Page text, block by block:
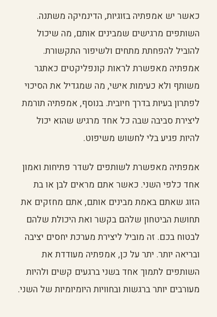
כאשר יש אמפתיה בזוגיות, הדינמיקה משתנה.
השותפים מרגישים שמבינים אותם, מה שיכול
להוביל להפחתת מתחים ולשיפור התקשורת.
אמפתיה מאפשרת לראות קונפליקטים כאתגר
משותף ולא כעימות אישי, מה שמגדיל את הסיכוי
לפתרון בעיות בדרך חיובית. בנוסף, אמפתיה תורמת
ליצירת סביבה שבה כל אחד מרגיש שהוא יכול
להיות פגיע בלי לחשוש משיפוט.
אמפתיה מאפשרת לשותפים לשדר פתיחות ואמון
אחד כלפי השני. כאשר אתם מראים לבן או בת
הזוג שאתם באמת מבינים אותם, אתם מחזקים את
תחושת הביטחון שלהם בקשר ואת היכולת שלהם
לבטוח בכם. זה מוביל ליצירת מערכת יחסים יציבה
ובריאה יותר. יתר על כן, אמפתיה מעודדת את
השותפים לתמוך אחד בשני ברגעים קשים ולהיות
מעורבים יותר ברגשות ובחוויות היומיומיות של השני.